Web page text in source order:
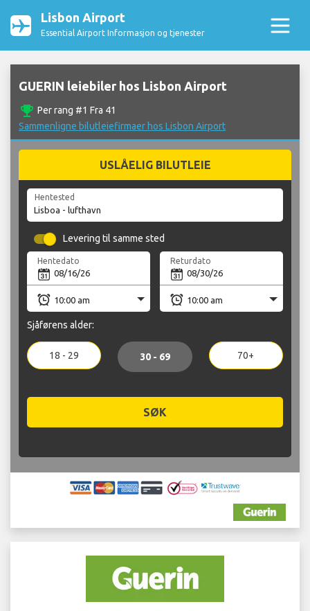
Lisbon Airport
Essential Airport Informasjon og tjenester
GUERIN leiebiler hos Lisbon Airport
emoji_events Per rang #1 Fra 41
Sammenligne bilutleiefirmaer hos Lisbon Airport
USLÅELIG BILUTLEIE
Hentested
Levering til samme sted
Hentedato Returdato
Sjåførens alder:
18 - 29 30 - 69 70+
SØK